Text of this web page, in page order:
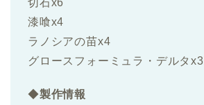
漆喰x4
ラノシアの苗x4
グロースフォーミュラ・デルタx3
◆製作情報